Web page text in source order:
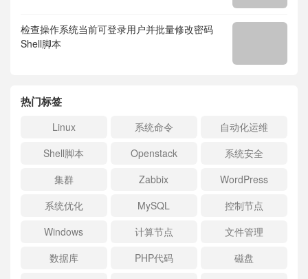
检查操作系统当前可登录用户并批量修改密码
Shell脚本
热门标签
Linux 系统命令
自动化运维
Shell脚本
Openstack
系统安全
集群
Zabbix
WordPress
系统优化
MySQL
控制节点
Windows
计算节点
文件管理
数据库
PHP代码
磁盘